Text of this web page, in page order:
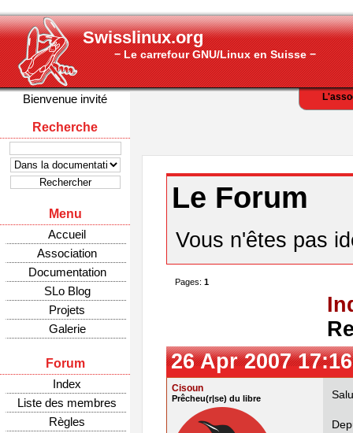
Swisslinux.org
− Le carrefour GNU/Linux en Suisse −
Bienvenue invité
Recherche
Menu
Accueil
Association
Documentation
SLo Blog
Projets
Galerie
Forum
Index
Liste des membres
Règles
Le Forum
Vous n'êtes pas
Pages: 1
26 Apr 2007
Cisoun
Prêcheu(r|se) du libre